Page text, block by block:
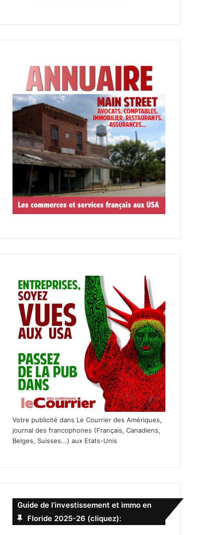
Votre publicité dans Le Courrier des Amériques,
journal des francophones (Français, Canadiens,
Belges, Suisses...) aux Etats-Unis
Guide de l’investissement et immo en
Floride 2025-26 (cliquez):